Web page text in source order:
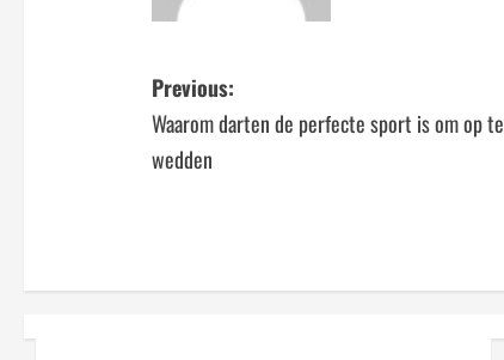
P
o
n
Previous:
Waarom darten de perfecte sport is om op te
wedden